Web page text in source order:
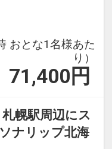
ェックアウト
ございませ
円）12:00
り
ビル駐車場
おとな1名様あた
り）
71,400 円
幌駅周辺にス
ナリップ北海